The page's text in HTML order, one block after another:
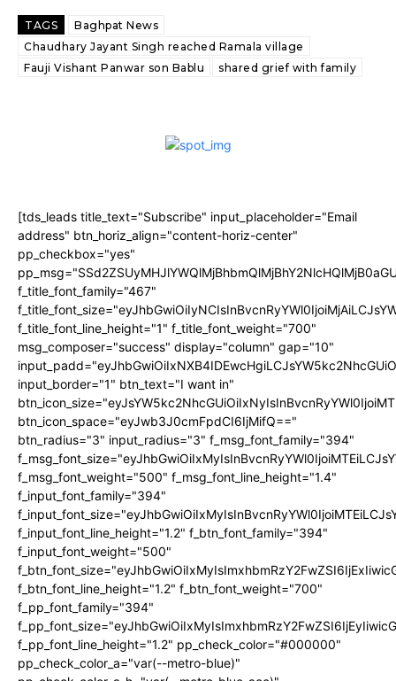
TAGS
Baghpat News
Chaudhary Jayant Singh reached Ramala village
Fauji Vishant Panwar son Bablu
shared grief with family
[tds_leads title_text="Subscribe" input_placeholder="Email
address" btn_horiz_align="content-horiz-center"
pp_checkbox="yes"
f_title_font_family="467"
f_title_font_line_height="1" f_title_font_weight="700"
msg_composer="success" display="column" gap="10"
input_border="1" btn_text="I want in"
btn_icon_space="eyJwb3J0cmFpdCI6IjMifQ=="
btn_radius="3" input_radius="3" f_msg_font_family="394"
f_msg_font_weight="500" f_msg_font_line_height="1.4"
f_input_font_family="394"
f_input_font_line_height="1.2" f_btn_font_family="394"
f_input_font_weight="500"
f_btn_font_line_height="1.2" f_btn_font_weight="700"
f_pp_font_family="394"
f_pp_font_line_height="1.2" pp_check_color="#000000"
pp_check_color_a="var(--metro-blue)"